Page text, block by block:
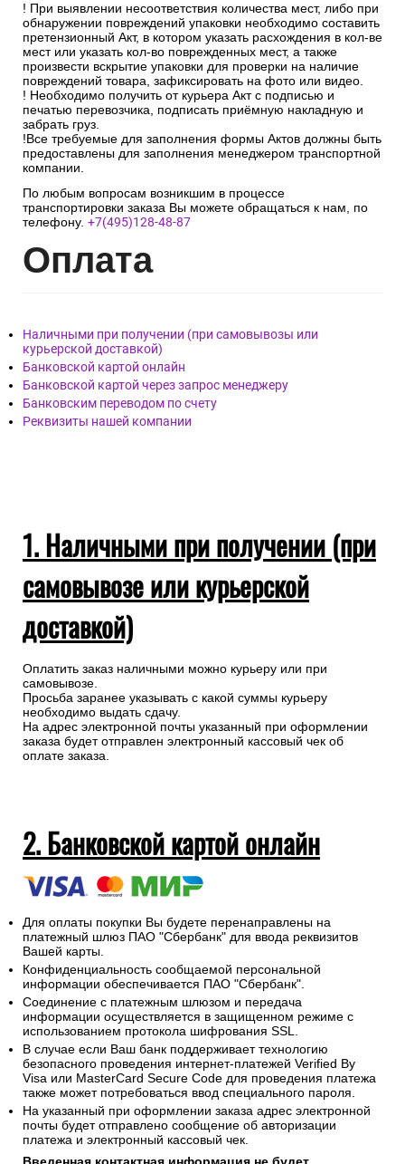
! При выявлении несоответствия количества мест, либо при
обнаружении повреждений упаковки необходимо составить
претензионный Акт, в котором указать расхождения в кол-ве
мест или указать кол-во поврежденных мест, а также
произвести вскрытие упаковки для проверки на наличие
повреждений товара, зафиксировать на фото или видео.
! Необходимо получить от курьера Акт с подписью и
печатью перевозчика, подписать приёмную накладную и
забрать груз.
!Все требуемые для заполнения формы Актов должны быть
предоставлены для заполнения менеджером транспортной
компании.
По любым вопросам возникшим в процессе
транспортировки заказа Вы можете обращаться к нам, по
телефону. +7(495)128-48-87
Оплата
Наличными при получении (при самовывозы или
курьерской доставкой)
Банковской картой онлайн
Банковской картой через запрос менеджеру
Банковским переводом по счету
Реквизиты нашей компании
1. Наличными при получении (при
самовывозе или курьерской
доставкой)
Оплатить заказ наличными можно курьеру или при
самовывозе.
Просьба заранее указывать с какой суммы курьеру
необходимо выдать сдачу.
На адрес электронной почты указанный при оформлении
заказа будет отправлен электронный кассовый чек об
оплате заказа.
2. Банковской картой онлайн
Для оплаты покупки Вы будете перенаправлены на
платежный шлюз ПАО "Сбербанк" для ввода реквизитов
Вашей карты.
Конфиденциальность сообщаемой персональной
информации обеспечивается ПАО "Сбербанк".
Соединение с платежным шлюзом и передача
информации осуществляется в защищенном режиме с
использованием протокола шифрования SSL.
В случае если Ваш банк поддерживает технологию
безопасного проведения интернет-платежей Verified By
Visa или MasterCard Secure Code для проведения платежа
также может потребоваться ввод специального пароля.
На указанный при оформлении заказа адрес электронной
почты будет отправлено сообщение об авторизации
платежа и электронный кассовый чек.